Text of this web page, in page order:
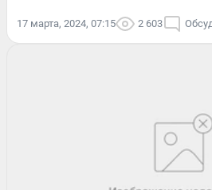
17 марта, 2024, 07:15 2 603